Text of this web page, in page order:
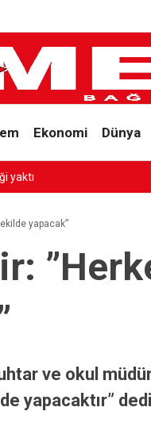
Ekonomi Dünya
yaktı
yapacak”
ve okul
yapacaktır”